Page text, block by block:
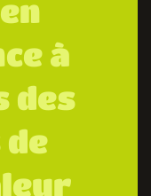
à
des